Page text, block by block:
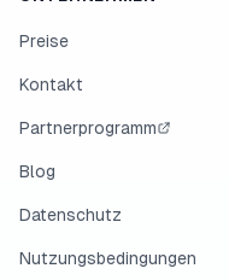
Preise
Kontakt
Partnerprogramm
Blog
Datenschutz
Nutzungsbedingungen